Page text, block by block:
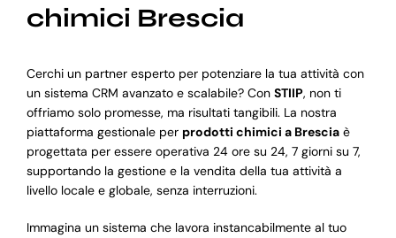
chimici Brescia
Cerchi un partner esperto per potenziare la tua attività con
un sistema CRM avanzato e scalabile? Con STIIP, non ti
offriamo solo promesse, ma risultati tangibili. La nostra
piattaforma gestionale per prodotti chimici a Bresciaè
progettata per essere operativa 24 ore su 24, 7 giorni su 7,
supportando la gestione e la vendita della tua attività a
livello locale e globale, senza interruzioni.
Immagina un sistema che lavora instancabilmente al tuo